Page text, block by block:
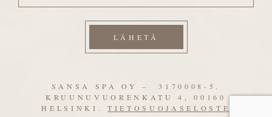
SANSA SPA OY – 3170008-5.
KRUUNUVUORENKATU 4, 00160
HELSINKI.TIETOSUOJASELOSTE